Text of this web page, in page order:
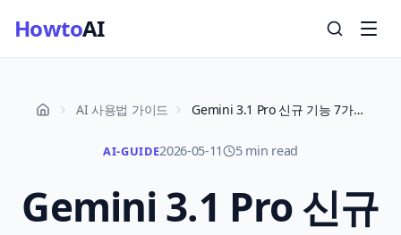
HowtoAI
AI 사용법 가이드 Gemini 3.1 Pro 신규 기능 7가지 — 멀티모달·과학 추론·1M 컨텍스트 어디서 진짜 다른가 2026
AI-GUIDE2026-05-11 5 min read
Gemini 3.1 Pro 신규